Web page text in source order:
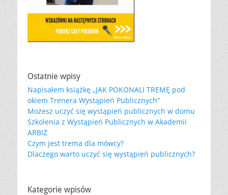
Ostatnie wpisy
Napisałem książkę „JAK POKONALI TREMĘ pod
okiem Trenera Wystąpień Publicznych”
Możesz uczyć się wystąpień publicznych w domu
Szkolenia z Wystąpień Publicznych w Akademii
ARBIZ
Czym jest trema dla mówcy?
Dlaczego warto uczyć się wystąpień publicznych?
Kategorie wpisów